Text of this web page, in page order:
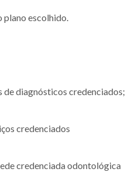
plano escolhido.
diagnósticos credenciados;
credenciados
credenciada odontológica